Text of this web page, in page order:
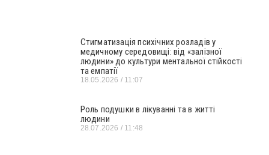
Стигматизація психічних розладів у
медичному середовищі: від «залізної
людини» до культури ментальної стійкості
та емпатії
18.05.2026 11:07
Роль подушки в лікуванні та в житті
людини
28.07.2026 11:48